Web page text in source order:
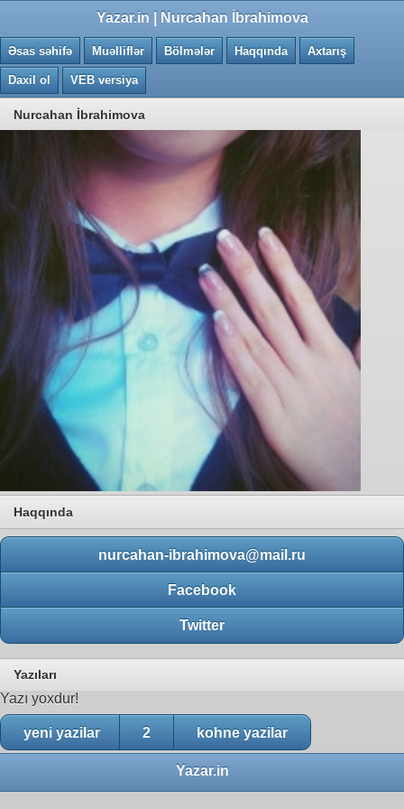
Yazar.in | Nurcahan İbrahimova
Əsas səhifə Muəlliflər Bölmələr Haqqında Axtarış
Daxil ol VEB versiya
Nurcahan İbrahimova
Haqqında
nurcahan-ibrahimova@mail.ru
Facebook
Twitter
Yazıları
Yazı yoxdur!
yeni yazilar 2 kohne yazilar
Yazar.in